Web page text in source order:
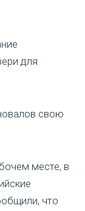
для
свою
месте, в
что